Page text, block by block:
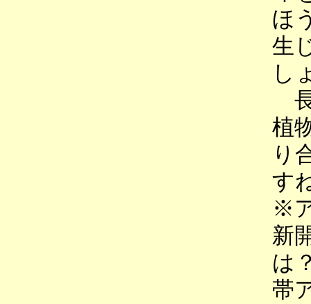
ほ
生
し
植
り
す
※
新
は
帯